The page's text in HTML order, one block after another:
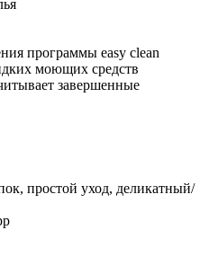
программы easy clean
моющих средств
завершенные
простой уход, деликатный/